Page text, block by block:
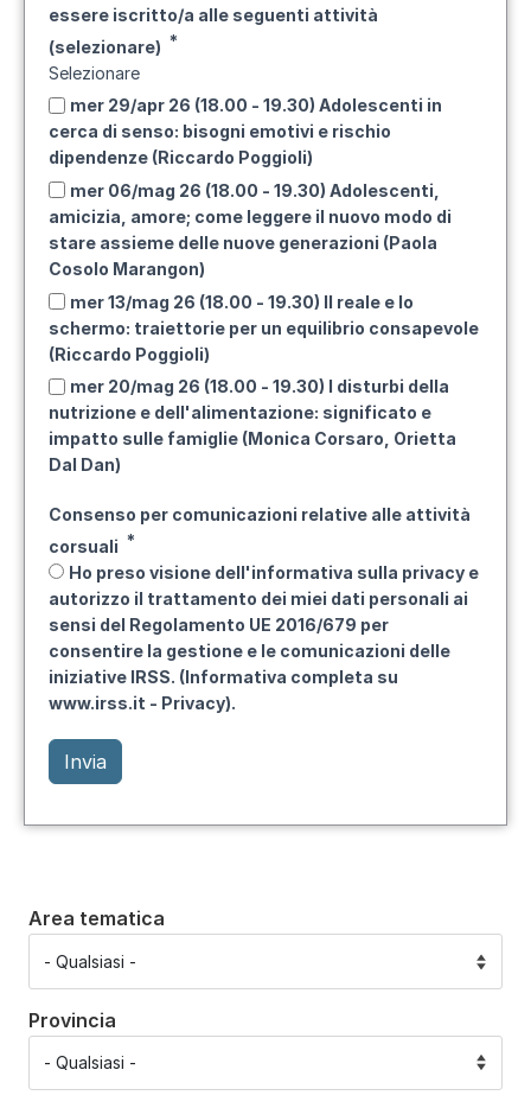
essere iscritto/a alle seguenti attività
(selezionare)
Selezionare
mer 29/apr 26 (18.00 - 19.30) Adolescenti in
cerca di senso: bisogni emotivi e rischio
dipendenze (Riccardo Poggioli)
mer 06/mag 26 (18.00 - 19.30) Adolescenti,
amicizia, amore; come leggere il nuovo modo di
stare assieme delle nuove generazioni (Paola
Cosolo Marangon)
mer 13/mag 26 (18.00 - 19.30) Il reale e lo
schermo: traiettorie per un equilibrio consapevole
(Riccardo Poggioli)
mer 20/mag 26 (18.00 - 19.30) I disturbi della
nutrizione e dell'alimentazione: significato e
impatto sulle famiglie (Monica Corsaro, Orietta
Dal Dan)
Consenso per comunicazioni relative alle attività
corsuali
Ho preso visione dell'informativa sulla privacy e
autorizzo il trattamento dei miei dati personali ai
sensi del Regolamento UE 2016/679 per
consentire la gestione e le comunicazioni delle
iniziative IRSS. (Informativa completa su
www.irss.it - Privacy).
Area tematica
Provincia